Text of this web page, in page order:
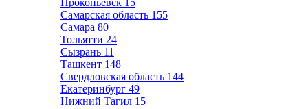
Прокопьевск 15
Самарская область 155
Самара 80
Тольятти 24
Сызрань 11
Ташкент 148
Свердловская область 144
Екатеринбург 49
Нижний Тагил 15